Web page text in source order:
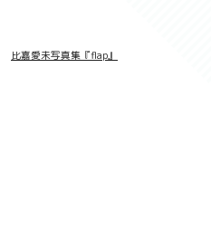
比嘉愛未写真集『flap』